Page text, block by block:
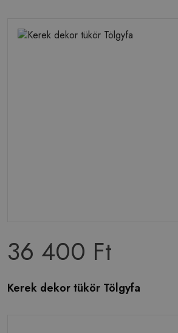
36 400 Ft
Kerek dekor tükör Tölgyfa